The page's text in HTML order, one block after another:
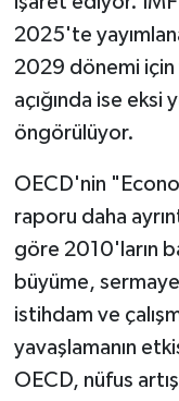
2025'te
2029 dönemi için
açığında ise
öngörülüyor.
OECD'nin
raporu daha
göre 2010'ların
büyüme, sermaye
istihdam ve
yavaşlamanın
OECD, nüfus